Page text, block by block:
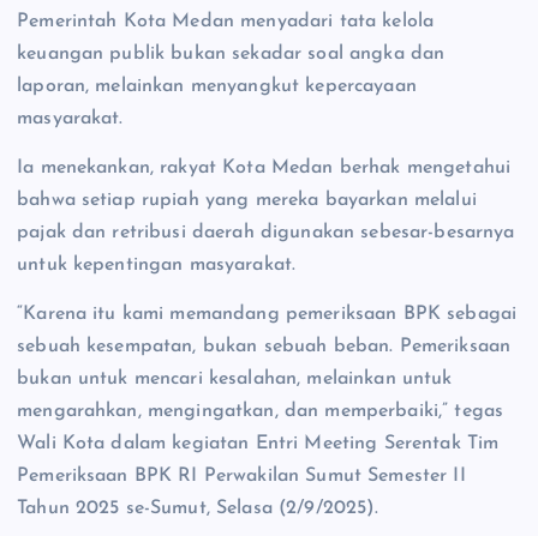
Pemerintah Kota Medan menyadari tata kelola
keuangan publik bukan sekadar soal angka dan
laporan, melainkan menyangkut kepercayaan
masyarakat.
Ia menekankan, rakyat Kota Medan berhak mengetahui
bahwa setiap rupiah yang mereka bayarkan melalui
pajak dan retribusi daerah digunakan sebesar-besarnya
untuk kepentingan masyarakat.
“Karena itu kami memandang pemeriksaan BPK sebagai
sebuah kesempatan, bukan sebuah beban. Pemeriksaan
bukan untuk mencari kesalahan, melainkan untuk
mengarahkan, mengingatkan, dan memperbaiki,” tegas
Wali Kota dalam kegiatan Entri Meeting Serentak Tim
Pemeriksaan BPK RI Perwakilan Sumut Semester II
Tahun 2025 se-Sumut, Selasa (2/9/2025).